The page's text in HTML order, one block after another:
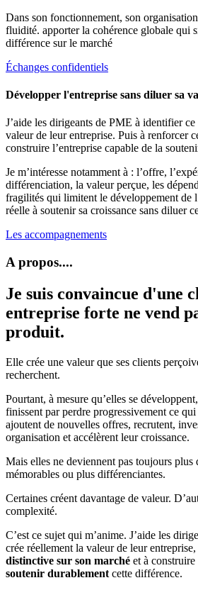
Dans son fonctionnement, son
fluidité. apporter la cohérence globale qui
différence sur le marché
Échanges confidentiels
Développer l'entreprise sans diluer sa
J’aide les dirigeants de PME à identifier
valeur de leur entreprise. Puis à renforcer
construire l’entreprise capable de la
Je m’intéresse notamment à : l’offre,
différenciation, la valeur perçue, les
fragilités qui limitent le développement de
réelle à soutenir sa croissance sans diluer
Les accompagnements
A propos....
Je suis convaincue d'une
entreprise forte ne vend
produit.
Elle crée une valeur que ses clients
recherchent.
Pourtant, à mesure qu’elles se
finissent par perdre progressivement ce
ajoutent de nouvelles offres, recrutent,
organisation et accélèrent leur croissance.
Mais elles ne deviennent pas toujours plus
mémorables ou plus différenciantes.
Certaines créent davantage de valeur.
complexité.
C’est ce sujet qui m’anime. J’aide les
crée réellement la valeur de leur
distinctive sur son marché et à construire
soutenir durablement cette différence.